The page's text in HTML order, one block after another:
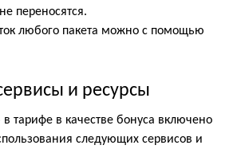
переносятся.
любого пакета можно с помощью
и ресурсы
в тарифе в качестве бонуса включено
следующих сервисов и